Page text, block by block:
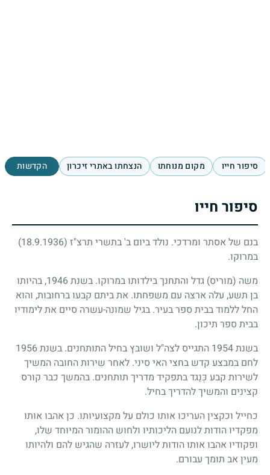
סיפור חייו מקום מנוחתו הנצחתו באתרי זיכרון הקדשות
סיפור חייו
בנם של אסתר ומרדכי. נולד ביום ב' בתשרי תרצ"ז (18.9.1936)
במרוקו.
משה (מוריס) גדל והתחנך בילדותו במרוקו. בשנת 1946, בהיותו
בן תשע, עלה ארצה עם משפחתו. את ביתם קבעו ברחובות, והוא
החל ללמוד בבית ספר בעיר. בגיל שמונה-עשרה סיים את לימודיו
בבית ספר תיכון.
בשנת 1954 התגייס לצה"ל ושובץ בחיל התותחנים. בשנת 1956
לחם במבצע קדש בחצי האי סיני. לאחר שירות החובה המשיך
לשירות קבע כְּנַגד בתפקיד מדריך תותחנים. בהמשך כבר קורס
קצינים והמשיך להדריך בחיל.
כחייל וכקצין העריכו אותו כולם על מקצועיותו. כן אהבו אותו
מפקדיו הודות לנועם הליכותיו ולחוש ההומור המיוחד שלו,
ופקודיו אהבו אותו הודות ליושרו, לעזרה שהגיש להם ולהיותו
מעין אב תומך עבורם.